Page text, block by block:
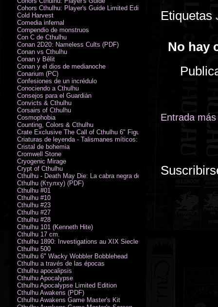
Etiquetas
No hay
Entrada
Cohors Cthulhu: Player's Guide Limited Edition
Cold Harvest
Comedia infernal
Compendio de monstruos
Con C de Cthulhu
Conan 2D20: Nameless Cults (PDF)
Conan vs Cthulhu
Conan y Bêlit
Conan y el dios de medianoche
Conarium (PC)
Confesiones de un incrédulo
Conociendo a Cthulhu
Consejos para el Guardián
Convicts & Cthulhu
Corsairs of Cthulhu
Cosmophobia
Counting, Colors & Cthulhu
Crate Exclusive The Call of Cthulhu 6" Figure von Austin James
Criaturas de leyenda - Talismanes míticos: Símbolo arcano
Cristal de bohemia
Cromwell Stone
Cryogenic Mirage
Crypt of Cthulhu
Cthulhu - Death May Die: La cabra negra de los bosques
Cthulhu (Ктулху) (PDF)
Cthulhu #01
Cthulhu #10
Cthulhu #23
Cthulhu #27
Cthulhu #28
Cthulhu 101 (Kenneth Hite)
Cthulhu 17 cm.
Cthulhu 1890: Investigations au XIX Siecle
Cthulhu 500
Cthulhu 6" Wacky Wobbler Bobblehead
Cthulhu a través de las épocas
Cthulhu apocalipsis
Cthulhu Apocalypse
Cthulhu Apocalypse Limited Edition
Cthulhu Awakens (PDF)
Cthulhu Awakens Game Master's Kit